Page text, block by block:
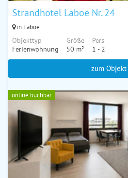
Strandhotel Laboe Nr. 24
in Laboe
Objekttyp
Ferienwohnung
Größe
50 m²
Pers
1 - 2
zum Objekt
online buchbar